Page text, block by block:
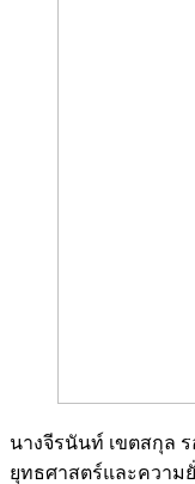
นางจีรนันท์ เขตสกุล
ยุทธศาสตร์และความ